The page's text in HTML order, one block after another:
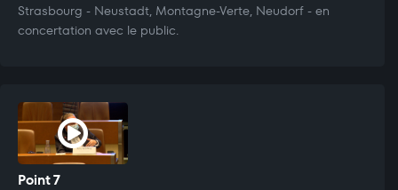
Strasbourg - Neustadt, Montagne-Verte, Neudorf - en
concertation avec le public.
Point 7